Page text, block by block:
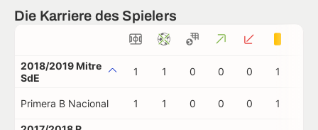
Die Karriere des Spielers
2018/2019 Mitre
SdE
1 1 0 0 0 1
Primera B Nacional 1 1 0 0 0 1